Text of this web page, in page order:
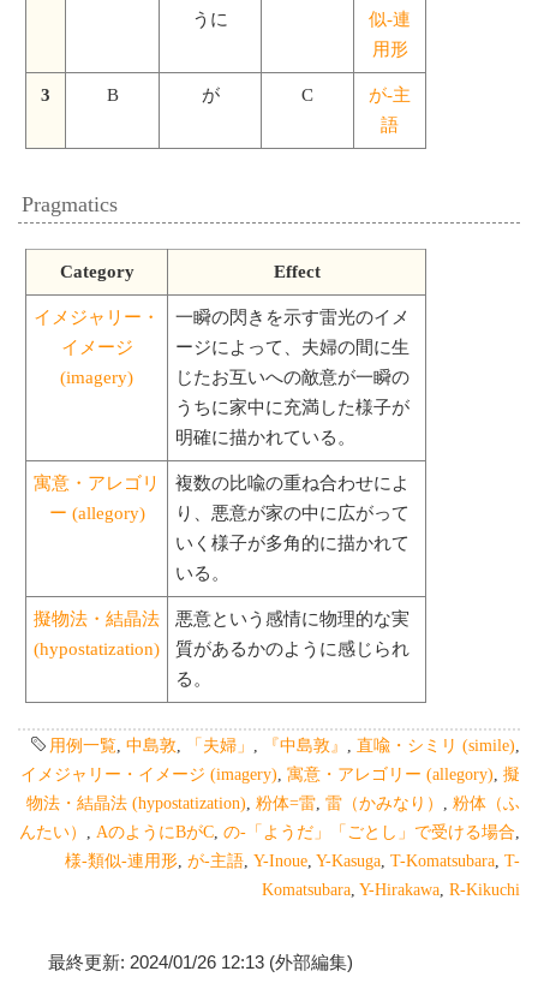
うに
似-連
用形
3 B が C
が-主
語
Pragmatics
Category Effect
イメジャリー・
イメージ
(imagery)
一瞬の閃きを示す雷光のイメ
ージによって、夫婦の間に生
じたお互いへの敵意が一瞬の
うちに家中に充満した様子が
明確に描かれている。
寓意・アレゴリ
ー (allegory)
複数の比喩の重ね合わせによ
り、悪意が家の中に広がって
いく様子が多角的に描かれて
いる。
擬物法・結晶法
(hypostatization)
悪意という感情に物理的な実
質があるかのように感じられ
る。
用例一覧 中島敦 「夫婦」 『中島敦』 直喩・シミリ (simile)
イメジャリー・イメージ (imagery) 寓意・アレゴリー (allegory) 擬
物法・結晶法 (hypostatization) 粉体=雷 雷（かみなり）
粉体（ふ
んたい）
AのようにBがC の-「ようだ」「ごとし」で受ける場合
様-類似-連用形 が-主語 Y-Inoue Y-Kasuga T-Komatsubara T-
Komatsubara Y-Hirakawa R-Kikuchi
最終更新: 2024/01/26 12:13 (外部編集)